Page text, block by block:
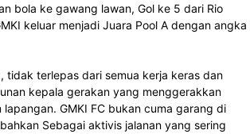
bola ke gawang lawan, Gol ke 5 dari Rio
keluar menjadi Juara Pool A dengan angka
tidak terlepas dari semua kerja keras dan
kepala gerakan yang menggerakkan
GMKI FC bukan cuma garang di
Sebagai aktivis jalanan yang sering